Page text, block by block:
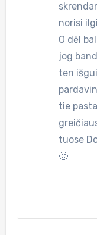
norisi
O dėl
jog
ten
tie
tuose
🙂